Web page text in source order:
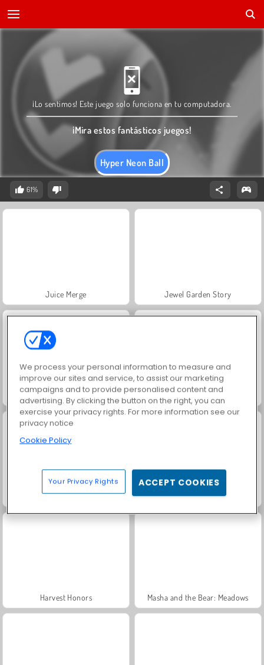
Hyper Neon Ball
¡Lo sentimos! Este juego solo funciona en tu computadora.
¡Mira estos fantásticos juegos!
61%
Juice Merge Jewel Garden Story
Grand Mahjong Connect Trollface Quest: USA 2
Solitaire Social
Harvest Honors Masha and the Bear: Meadows
We process your personal information to measure and
improve our sites and service, to assist our marketing
campaigns and to provide personalised content and
advertising. By clicking the button on the right, you can
exercise your privacy rights. For more information see our
privacy notice
Cookie Policy
Your Privacy Rights ACCEPT COOKIES